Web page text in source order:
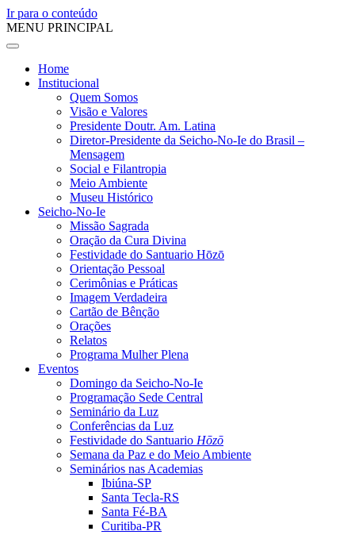
Ir para o conteúdo
MENU PRINCIPAL
Home
Institucional
Quem Somos
Visão e Valores
Presidente Doutr. Am. Latina
Diretor-Presidente da Seicho-No-Ie do Brasil –
Mensagem
Social e Filantropia
Meio Ambiente
Museu Histórico
Seicho-No-Ie
Missão Sagrada
Oração da Cura Divina
Festividade do Santuario Hōzō
Orientação Pessoal
Cerimônias e Práticas
Imagem Verdadeira
Cartão de Bênção
Orações
Relatos
Programa Mulher Plena
Eventos
Domingo da Seicho-No-Ie
Programação Sede Central
Seminário da Luz
Conferências da Luz
Festividade do Santuario Hōzō
Semana da Paz e do Meio Ambiente
Seminários nas Academias
Ibiúna-SP
Santa Tecla-RS
Santa Fé-BA
Curitiba-PR